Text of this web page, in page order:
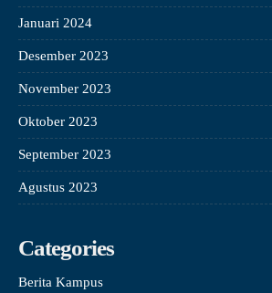
Januari 2024
Desember 2023
November 2023
Oktober 2023
September 2023
Agustus 2023
Categories
Berita Kampus